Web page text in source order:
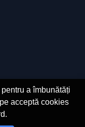
a îmbunătăți
acceptă cookies